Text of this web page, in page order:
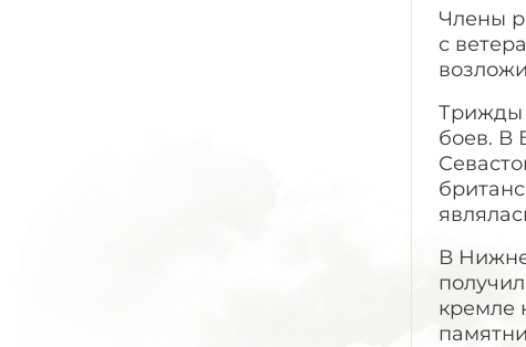
Члены
с
Трижды
боев. В
В
кремле